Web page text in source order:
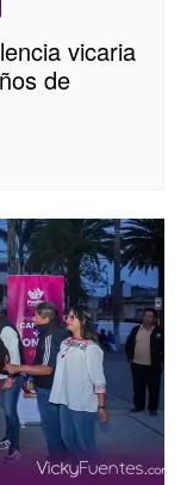
vicaria
de